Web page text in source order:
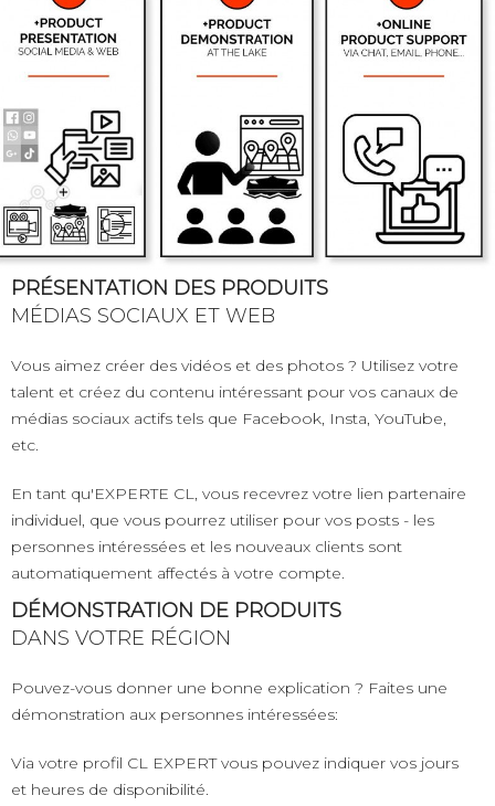
PRÉSENTATION DES PRODUITS
MÉDIAS SOCIAUX ET WEB
Vous aimez créer des vidéos et des photos ? Utilisez votre
talent et créez du contenu intéressant pour vos canaux de
médias sociaux actifs tels que Facebook, Insta, YouTube,
etc.
En tant qu'EXPERTE CL, vous recevrez votre lien partenaire
individuel, que vous pourrez utiliser pour vos posts - les
personnes intéressées et les nouveaux clients sont
automatiquement affectés à votre compte.
DÉMONSTRATION DE PRODUITS
DANS VOTRE RÉGION
Pouvez-vous donner une bonne explication ? Faites une
démonstration aux personnes intéressées:
Via votre profil CL EXPERT vous pouvez indiquer vos jours
et heures de disponibilité.